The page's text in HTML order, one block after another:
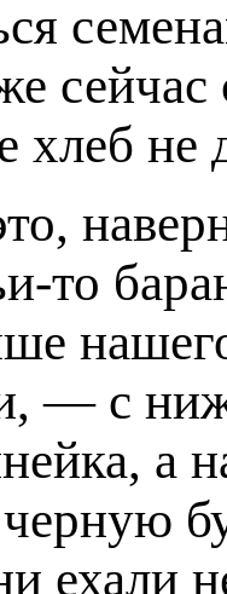
хлеб не
то
— с
а
ехали